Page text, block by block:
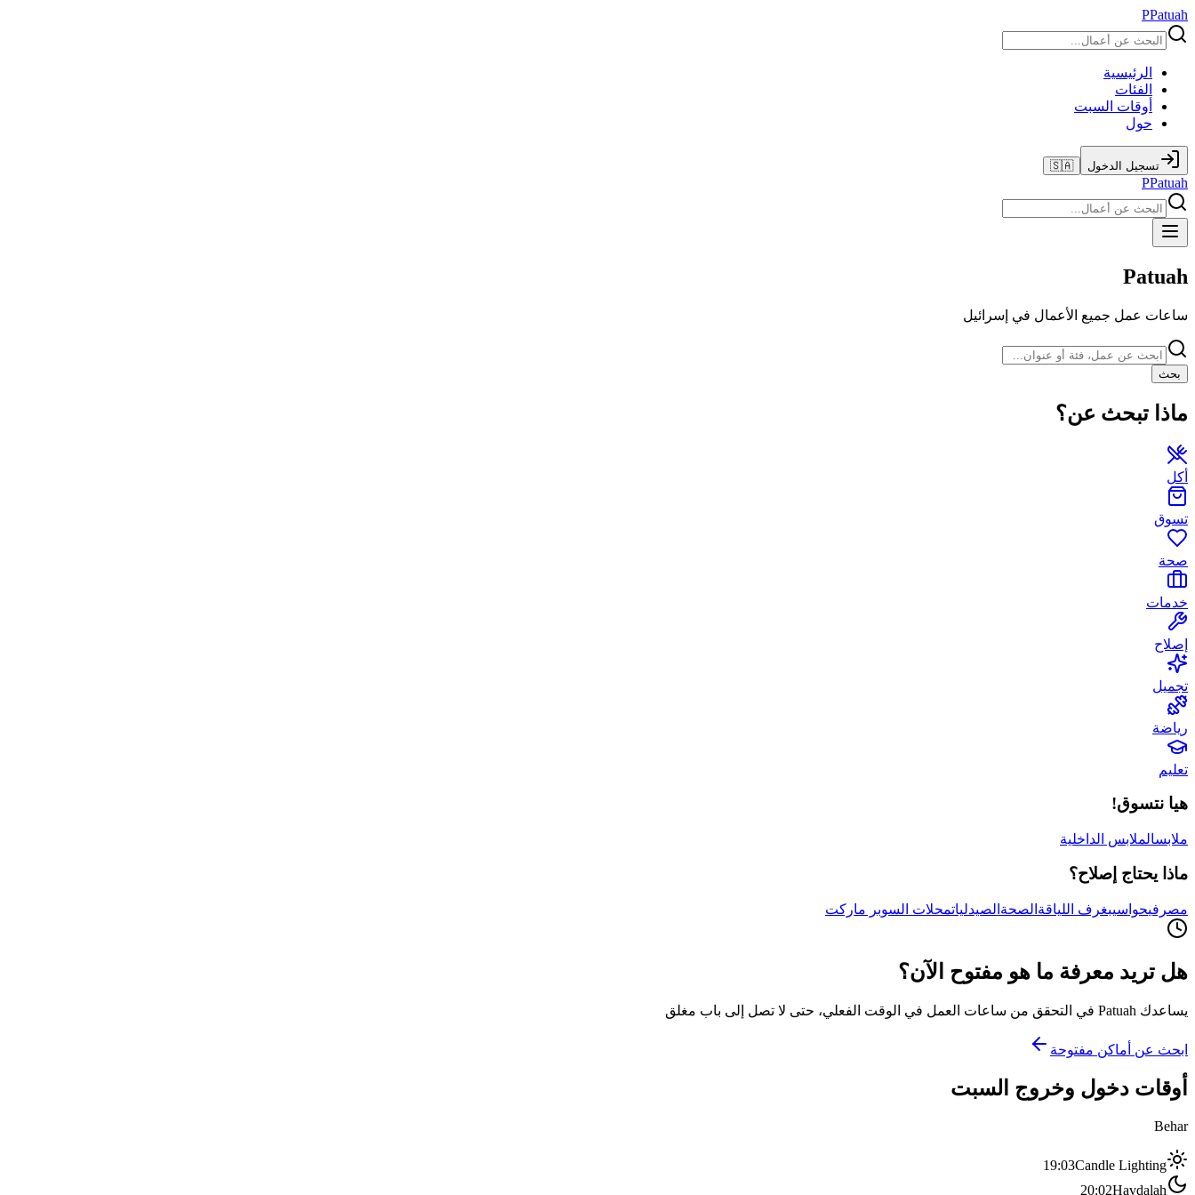
PPatuah
الرئيسية
الفئات
أوقات السبت
حول
تسجيل الدخول 🇸🇦
PPatuah
Patuah
ساعات عمل جميع الأعمال في إسرائيل
بحث
ماذا تبحث عن؟
أكل
تسوق
صحة
خدمات
إصلاح
تجميل
رياضة
تعليم
هيا نتسوق!
ملابسالملابس الداخلية
ماذا يحتاج إصلاح؟
مصرفيحواسيبغرف اللياقة الصحة الصيدلياتمحلات السوبر ماركت
هل تريد معرفة ما هو مفتوح الآن؟
يساعدك Patuah في التحقق من ساعات العمل في الوقت الفعلي، حتى لا تصل إلى باب مغلق
ابحث عن أماكن مفتوحة
أوقات دخول وخروج السبت
Behar
Candle Lighting
19:03
Havdalah
20:02